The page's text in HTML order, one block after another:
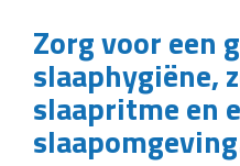
Zorg voor een
slaaphygiëne,
slaapritme en